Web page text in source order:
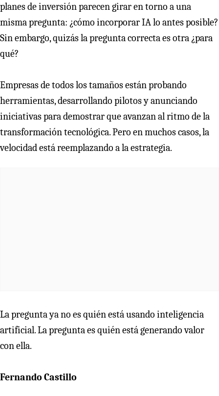
planes de inversión parecen girar en torno a una
misma pregunta: ¿cómo incorporar IA lo antes posible?
Sin embargo, quizás la pregunta correcta es otra ¿para
qué?
Empresas de todos los tamaños están probando
herramientas, desarrollando pilotos y anunciando
iniciativas para demostrar que avanzan al ritmo de la
transformación tecnológica. Pero en muchos casos, la
velocidad está reemplazando a la estrategia.
La pregunta ya no es quién está usando inteligencia
artificial. La pregunta es quién está generando valor
con ella.
Fernando Castillo